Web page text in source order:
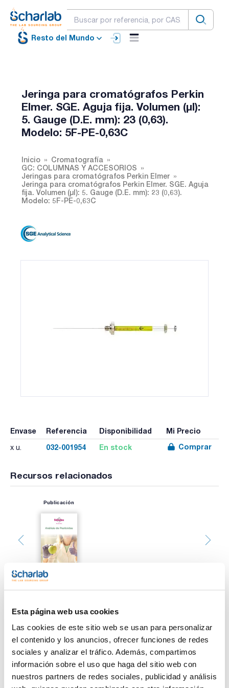
Esta página web usa cookies
Las cookies de este sitio web se usan para personalizar
el contenido y los anuncios, ofrecer funciones de redes
sociales y analizar el tráfico. Además, compartimos
información sobre el uso que haga del sitio web con
nuestros partners de redes sociales, publicidad y análisis
Resto del Mundo
Jeringa para cromatógrafos Perkin
Elmer. SGE. Aguja fija. Volumen (µl):
5. Gauge (D.E. mm): 23 (0,63).
Modelo: 5F-PE-0,63C
Inicio
Cromatografía
GC: COLUMNAS Y ACCESORIOS
Jeringas para cromatógrafos Perkin Elmer
Jeringa para cromatógrafos Perkin Elmer. SGE. Aguja
fija. Volumen (µl): 5. Gauge (D.E. mm): 23 (0,63).
Modelo: 5F-PE-0,63C
Envase Referencia Disponibilidad Mi Precio
x u. 032-001954 En stock Comprar
Recursos relacionados
Publicación
Imprimir ficha de
producto
Características
Volumen (µl) : 5
Gauge (diámetro externo mm) : 23 (0,63)
Modelo : 5F-PE-0,63C
Aguja de recambio : -
Émbolo de recambio : -
Pack (u.) : 1
Ver más